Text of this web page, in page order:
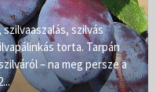
szilvás
torta. Tarpán
– na meg persze a